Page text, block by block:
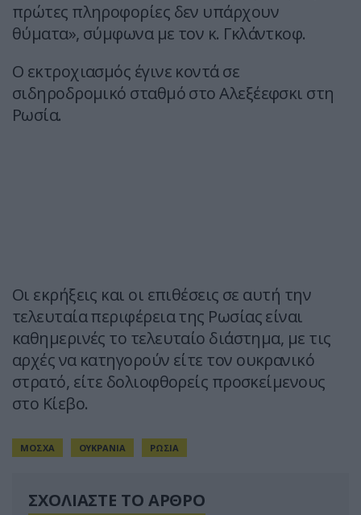
πρώτες πληροφορίες δεν υπάρχουν
θύματα», σύμφωνα με τον κ. Γκλάντκοφ.
Ο εκτροχιασμός έγινε κοντά σε
σιδηροδρομικό σταθμό στο Αλεξέεφσκι στη
Ρωσία.
Οι εκρήξεις και οι επιθέσεις σε αυτή την
τελευταία περιφέρεια της Ρωσίας είναι
καθημερινές το τελευταίο διάστημα, με τις
αρχές να κατηγορούν είτε τον ουκρανικό
στρατό, είτε δολιοφθορείς προσκείμενους
στο Κίεβο.
ΜΟΣΧΑ ΟΥΚΡΑΝΙΑ ΡΩΣΙΑ
ΣΧΟΛΙΑΣΤΕ ΤΟ ΑΡΘΡΟ